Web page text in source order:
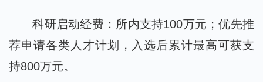
科研启动经费：所内支持100万元；优先推
荐申请各类人才计划，入选后累计最高可获支
持800万元。